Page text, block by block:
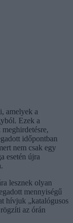
amelyek a
Ezek a
időpontban
nem csak egy
esetén újra
lesznek olyan
mennyiségű
hívjuk „katalógusos
az órán